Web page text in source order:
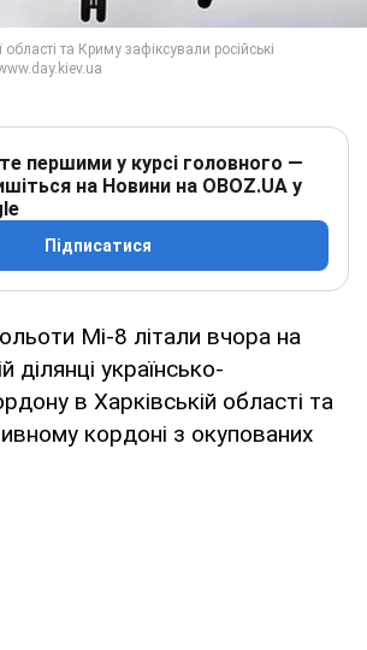
першими у курсі головного —
на Новини на OBOZ.UA у
Підписатися
Мі-8 літали вчора на
ділянці українсько-
в Харківській області та
кордоні з окупованих